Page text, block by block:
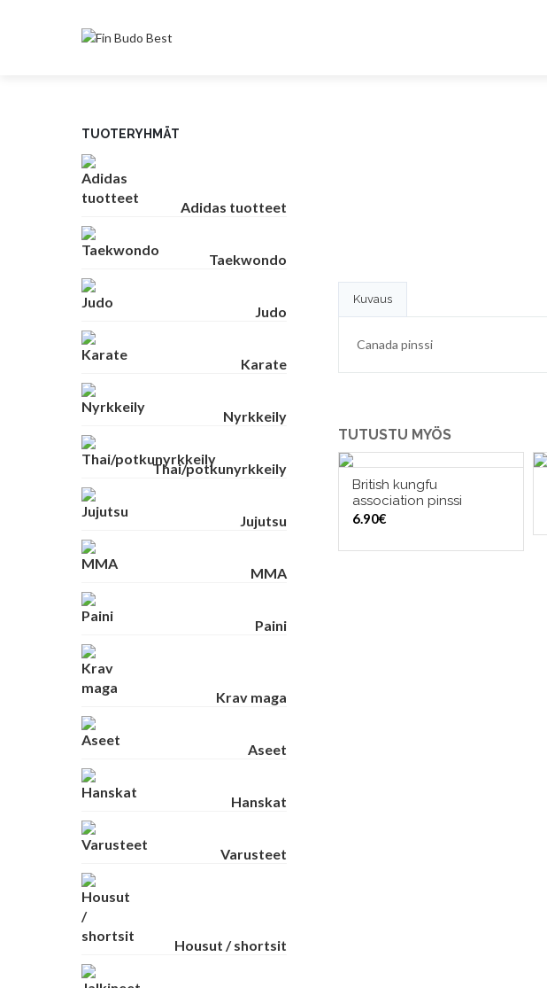
Kuvaus
Canada pinssi
TUTUSTU MYÖS
LISÄÄ OSTOSKORIIN
British kungfu
association pinssi
6.90€
TUOTERYHMÄT
Adidas tuotteet
Taekwondo
Judo
Karate
Nyrkkeily
Thai/potkunyrkkeily
Jujutsu
MMA
Paini
Krav maga
Aseet
Hanskat
Varusteet
Housut / shortsit